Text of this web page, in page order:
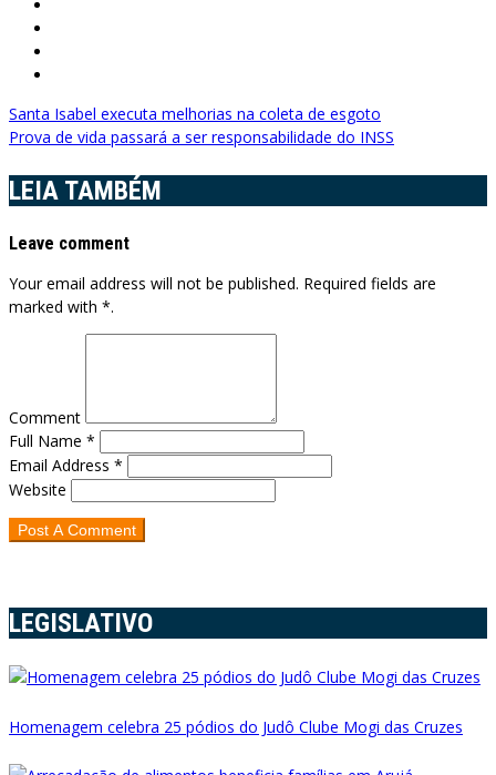
Navegação
de
Post
Santa Isabel executa melhorias na coleta de esgoto
Prova de vida passará a ser responsabilidade do INSS
LEIA TAMBÉM
Leave comment
Your email address will not be published. Required fields are
marked with *.
Comment
Full Name *
Email Address *
Website
LEGISLATIVO
Homenagem celebra 25 pódios do Judô Clube Mogi das Cruzes